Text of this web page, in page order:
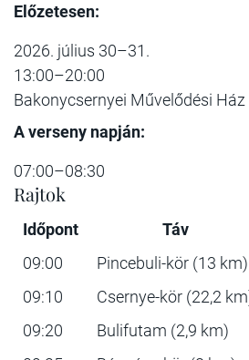
Előzetesen:
2026. július 30–31.
13:00–20:00
Bakonycsernyei Művelődési
A verseny napján:
07:00–08:30
Rajtok
Időpont
Táv
09:00
Pincebuli-kör (13 km)
09:10
Csernye-kör (22,2
09:20
Bulifutam (2,9 km)